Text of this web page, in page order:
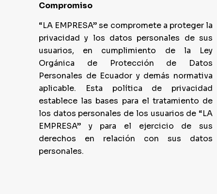
Compromiso
“LA EMPRESA” se compromete a proteger la
privacidad y los datos personales de sus
usuarios, en cumplimiento de la Ley
Orgánica de Protección de Datos
Personales de Ecuador y demás normativa
aplicable. Esta política de privacidad
establece las bases para el tratamiento de
los datos personales de los usuarios de “LA
EMPRESA” y para el ejercicio de sus
derechos en relación con sus datos
personales.